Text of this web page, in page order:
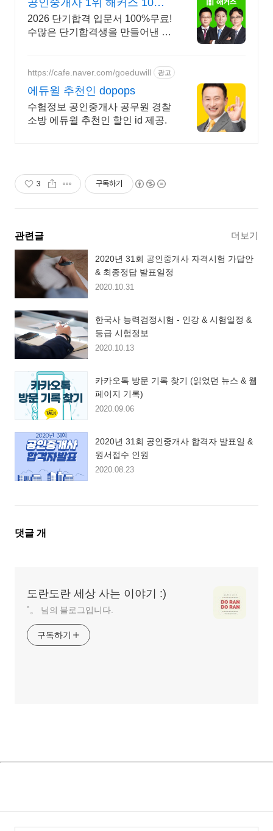
공인중개사 1위 해커스 10명
중 9명 1년내 합격
2026 단기합격 입문서 100%무료!
수많은 단기합격생을 만들어낸 기
https://cafe.naver.com/goeduwill 광고
에듀윌 추천인 dopops
수험정보 공인중개사 공무원 경찰
소방 에듀윌 추천인 할인 id 제공.
3 구독하기
관련글 더보기
2020년 31회 공인중개사 자격시험 가답안
& 최종정답 발표일정
2020.10.31
한국사 능력검정시험 - 인강 & 시험일정 &
등급 시험정보
2020.10.13
카카오톡 방문 기록 찾기 (읽었던 뉴스 & 웹
페이지 기록)
2020.09.06
2020년 31회 공인중개사 합격자 발표일 &
원서접수 인원
2020.08.23
댓
댓글 개
도란도란 세상 사는 이야기 :)
˚。 님의 블로그입니다.
구독하기